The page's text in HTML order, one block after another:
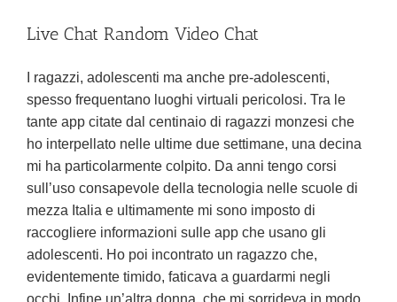
Live Chat Random Video Chat
I ragazzi, adolescenti ma anche pre-adolescenti,
spesso frequentano luoghi virtuali pericolosi. Tra le
tante app citate dal centinaio di ragazzi monzesi che
ho interpellato nelle ultime due settimane, una decina
mi ha particolarmente colpito. Da anni tengo corsi
sull’uso consapevole della tecnologia nelle scuole di
mezza Italia e ultimamente mi sono imposto di
raccogliere informazioni sulle app che usano gli
adolescenti. Ho poi incontrato un ragazzo che,
evidentemente timido, faticava a guardarmi negli
occhi. Infine un’altra donna, che mi sorrideva in modo